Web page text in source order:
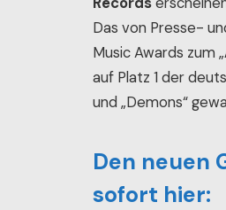
Das von Presse-
Music Awards zum „
auf Platz 1 der
und „Demons“
Den neuen
sofort hier: